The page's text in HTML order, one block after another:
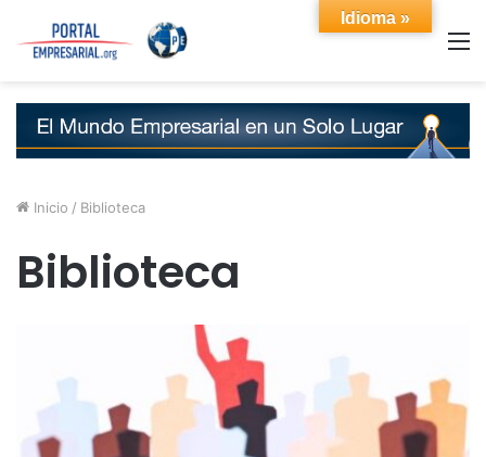
Inicio / Biblioteca
Biblioteca
Idioma »